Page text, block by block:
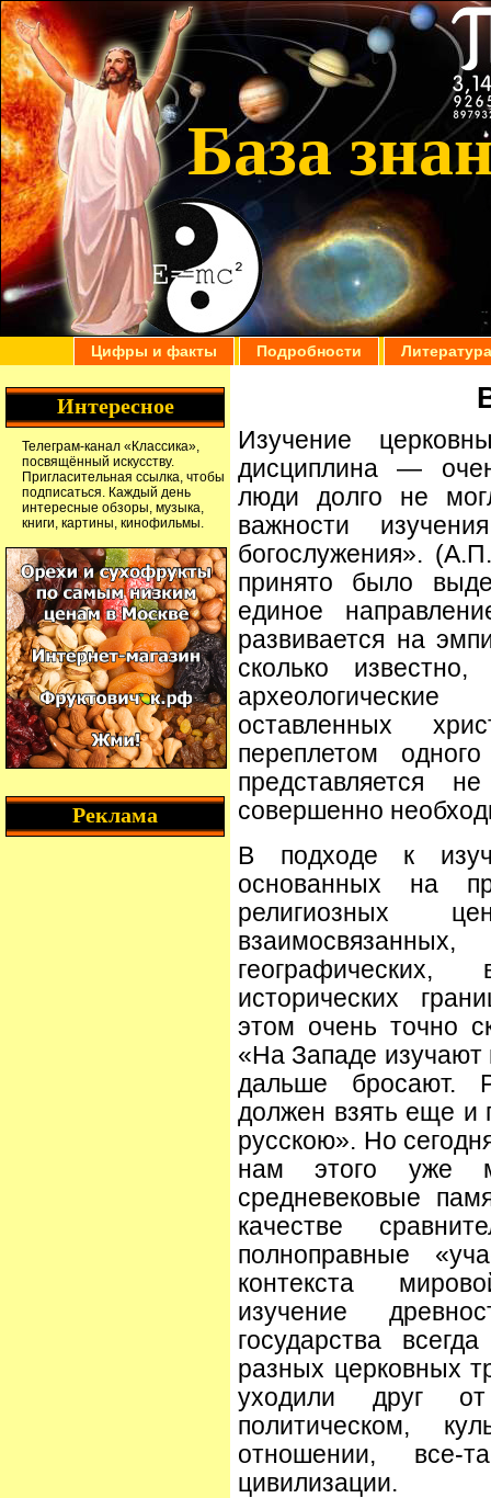
База
Цифры и факты Подробности Литература
Изучение
дисциплина —
люди долго не
важности
богослужения».
принято было
единое
развивается на
сколько
оставленных
переплетом
представляется
совершенно
В подходе к
основанных на
религиозных
исторических
этом очень точно
«На Западе изучают
дальше бросают.
должен взять еще и
русскою». Но
нам этого уже
средневековые
качестве
полноправные
контекста
изучение
государства
разных церковных
уходили друг
политическом,
отношении, все-
цивилизации.
Интересное
Телеграм-канал «Классика»,
посвящённый искусству.
Пригласительная ссылка, чтобы
подписаться. Каждый день
интересные обзоры, музыка,
книги, картины, кинофильмы.
Реклама